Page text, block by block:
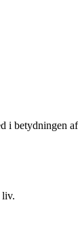
i betydningen af
liv.